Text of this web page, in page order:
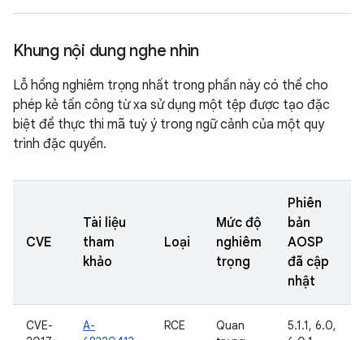
Khung nội dung nghe nhìn
Lỗ hổng nghiêm trọng nhất trong phần này có thể cho
phép kẻ tấn công từ xa sử dụng một tệp được tạo đặc
biệt để thực thi mã tuỳ ý trong ngữ cảnh của một quy
trình đặc quyền.
CVE
Tài liệu
tham
khảo
Loại
Mức độ
nghiêm
trọng
Phiên
bản
AOSP
đã cập
nhật
CVE-
A-
RCE
Quan
5.1.1, 6.0,